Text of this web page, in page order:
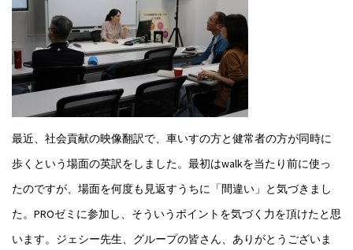
最近、社会貢献の映像翻訳で、車いすの方と健常者の方が同時に
歩くという場面の英訳をしました。最初はwalkを当たり前に使っ
たのですが、場面を何度も見返すうちに「間違い」と気づきまし
た。PROゼミに参加し、そういうポイントを気づく力を頂けたと思
います。ジェシー先生、グループの皆さん、ありがとうございま